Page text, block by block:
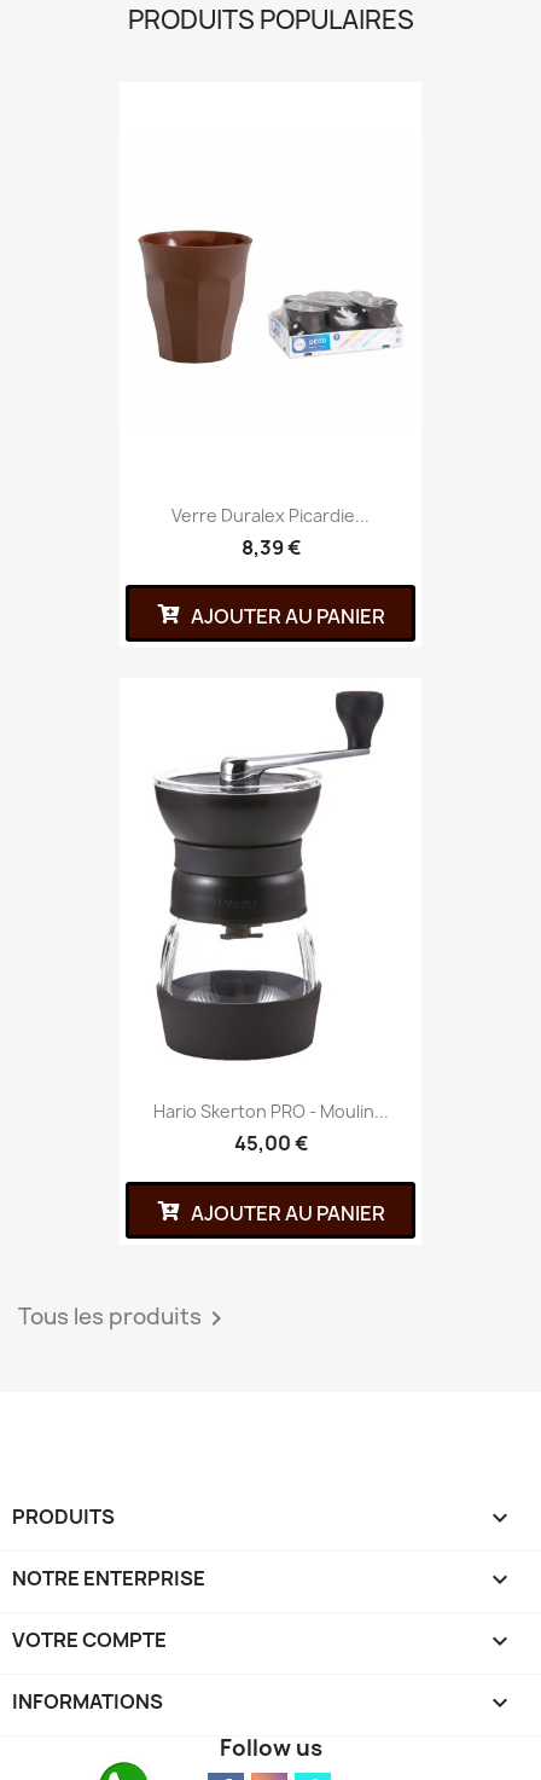
PRODUITS POPULAIRES
Verre Duralex Picardie...
8,39 €
AJOUTER AU PANIER
Hario Skerton PRO - Moulin...
45,00 €
AJOUTER AU PANIER
Tous les produits 
PRODUITS 
NOTRE ENTERPRISE 
VOTRE COMPTE 
INFORMATIONS keyboard_arrow_down
Follow us